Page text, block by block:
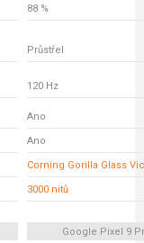
88 %
Průstřel
120 Hz
Ano
Ano
Corning Gorilla Glass
3000 nitů
Google Pixel 9